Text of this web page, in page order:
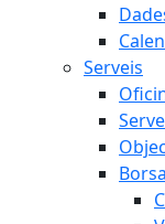
Serveis